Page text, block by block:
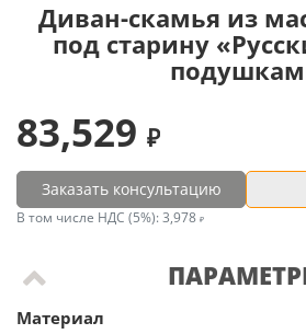
Диван-скамья из
под старину
Материал
83,529
Заказать консультацию
В том числе НДС (5%): 3,978